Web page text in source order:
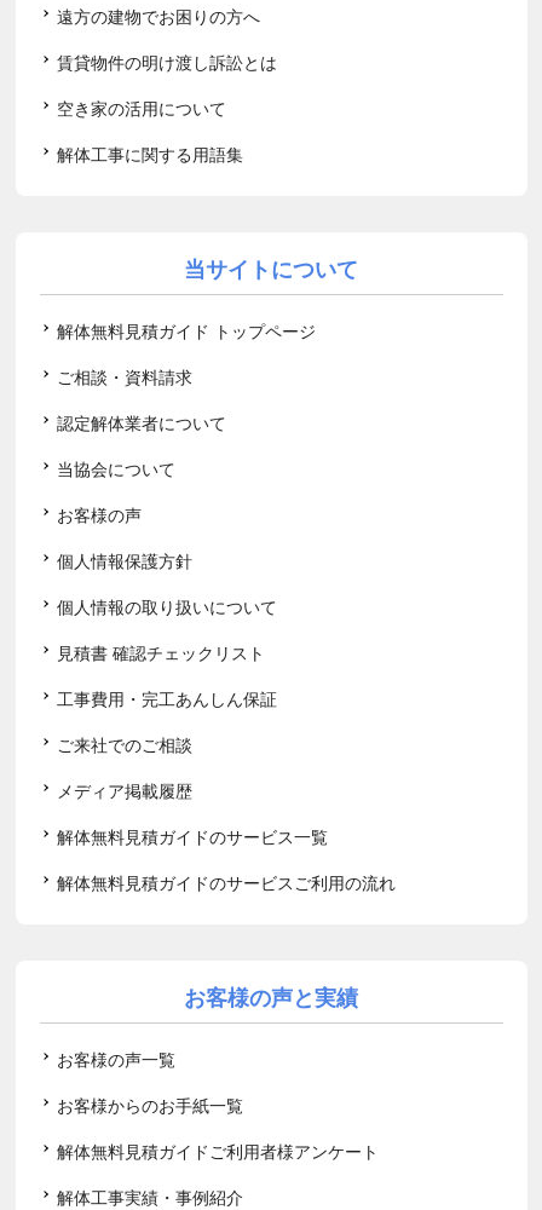
遠方の建物でお困りの方へ
賃貸物件の明け渡し訴訟とは
空き家の活用について
解体工事に関する用語集
当サイトについて
解体無料見積ガイド トップページ
ご相談・資料請求
認定解体業者について
当協会について
お客様の声
個人情報保護方針
個人情報の取り扱いについて
見積書 確認チェックリスト
工事費用・完工あんしん保証
ご来社でのご相談
メディア掲載履歴
解体無料見積ガイドのサービス一覧
解体無料見積ガイドのサービスご利用の流れ
お客様の声と実績
お客様の声一覧
お客様からのお手紙一覧
解体無料見積ガイドご利用者様アンケート
解体工事実績・事例紹介